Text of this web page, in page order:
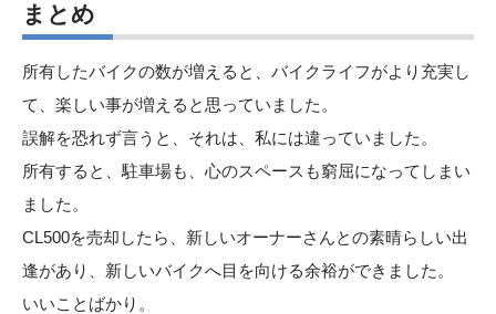
まとめ
所有したバイクの数が増えると、バイクライフがより充実し
て、楽しい事が増えると思っていました。
誤解を恐れず言うと、それは、私には違っていました。
所有すると、駐車場も、心のスペースも窮屈になってしまい
ました。
CL500を売却したら、新しいオーナーさんとの素晴らしい出
逢があり、新しいバイクへ目を向ける余裕ができました。
いいことばかり。